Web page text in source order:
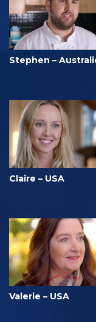
Stephen –
Claire – USA
Valerie – USA